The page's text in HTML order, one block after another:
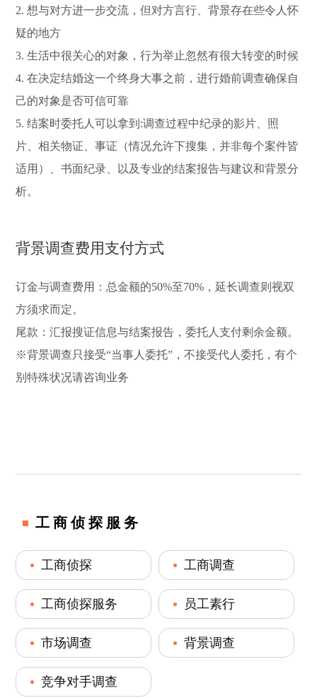
2. 想与对方进一步交流，但对方言行、背景存在些令人怀
疑的地方
3. 生活中很关心的对象，行为举止忽然有很大转变的时候
4. 在决定结婚这一个终身大事之前，进行婚前调查确保自
己的对象是否可信可靠
5. 结案时委托人可以拿到:调查过程中纪录的影片、照
片、相关物证、事证（情况允许下搜集，并非每个案件皆
适用）、书面纪录、以及专业的结案报告与建议和背景分
析。
背景调查费用支付方式
订金与调查费用：总金额的50%至70%，延长调查则视双
方须求而定。
尾款：汇报搜证信息与结案报告，委托人支付剩余金额。
※背景调查只接受“当事人委托”，不接受代人委托，有个
别特殊状况请咨询业务
工商侦探服务
工商侦探 工商调查
工商侦探服务 员工素行
市场调查 背景调查
竞争对手调查